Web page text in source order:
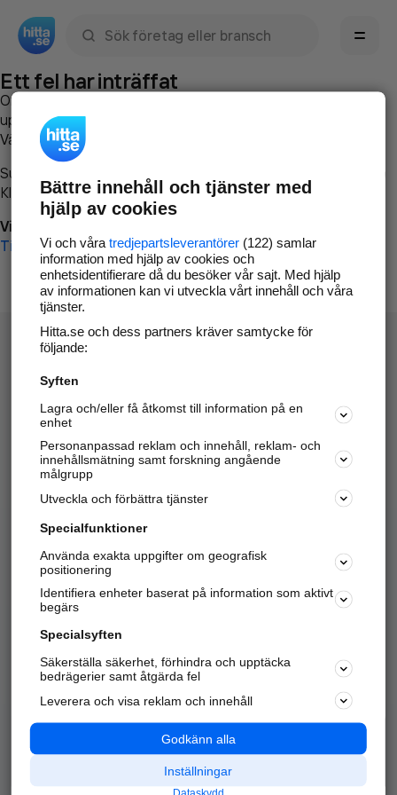
Ett fel har inträffat
Om du vill kan du
uppstod så att vi lättare och snabbare kan avhjälpa det.
Vänligen försök med följande:
Surfa till
Klicka påTillbaka-knappen i webbläsaren och försök igen
Vi beklagar besväret!
Till startsidan
Hitta.se - Gratis nummerupplysning.
Sök företag, personer och platser.
Hitta telefonnummer, adresser, företagsinfo mm.
Marknadsför företaget
Kom igång och annonsera mot
samarbetspartners nära dig.
Alla kategorier
Populära sökningar
API & Kartor
Annonsera
Integritet
Nödnummer
Bättre innehåll och tjänster med
hjälp av cookies
Vi och våra tredjepartsleverantörer(122) samlar
information med hjälp av cookies och
enhetsidentifierare då du besöker vår sajt. Med hjälp
av informationen kan vi utveckla vårt innehåll och våra
tjänster.
Hitta.se och dess partners kräver samtycke för
följande:
Syften
Lagra och/eller få åtkomst till information på en
enhet
Personanpassad reklam och innehåll, reklam- och
innehållsmätning samt forskning angående
målgrupp
Utveckla och förbättra tjänster
Specialfunktioner
Använda exakta uppgifter om geografisk
positionering
Identifiera enheter baserat på information som aktivt
begärs
Specialsyften
Säkerställa säkerhet, förhindra och upptäcka
bedrägerier samt åtgärda fel
Leverera och visa reklam och innehåll
Godkänn alla
Inställningar
Dataskydd